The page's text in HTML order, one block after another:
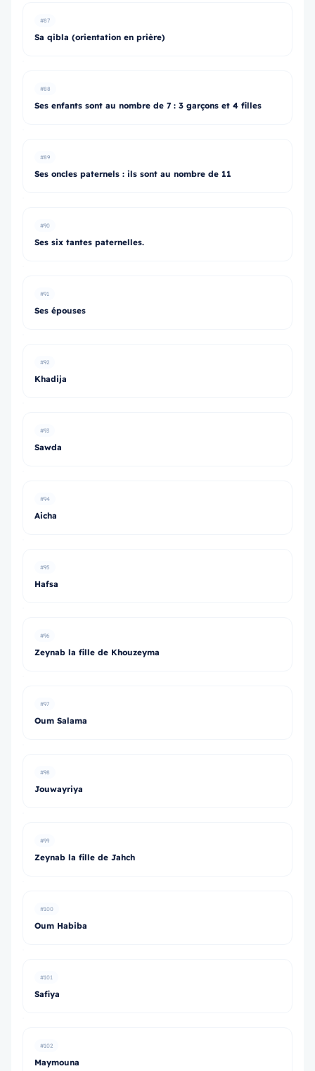
#87
Sa qibla (orientation en prière)
#88
Ses enfants sont au nombre de 7 : 3 garçons et 4 filles
#89
Ses oncles paternels : ils sont au nombre de 11
#90
Ses six tantes paternelles.
#91
Ses épouses
#92
Khadija
#93
Sawda
#94
Aicha
#95
Hafsa
#96
Zeynab la fille de Khouzeyma
#97
Oum Salama
#98
Jouwayriya
#99
Zeynab la fille de Jahch
#100
Oum Habiba
#101
Safiya
#102
Maymouna